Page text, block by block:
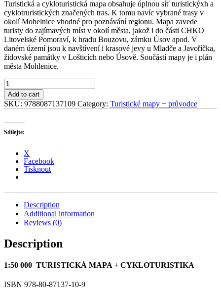
Turistická a cykloturistická mapa obsahuje úplnou síť turistickýxh a
cyklotruristických značených tras. K tomu navíc vybrané trasy v
okolí Mohelnice vhodné pro poznávání regionu. Mapa zavede
turisty do zajímavých míst v okolí města, jakož i do části CHKO
Litovelské Pomoraví, k hradu Bouzovu, zámku Úsov apod. V
daném území jsou k navštívení i krasové jevy u Mladče a Javoříčka,
židovské památky v Lošticích nebo Úsově. Součástí mapy je i plán
města Mohlenice.
MOHELNICKO
quantity
Add to cart
SKU: 9788087137109 Category: Turistické mapy + průvodce
Sdílejte:
X
Facebook
Tisknout
Description
Additional information
Reviews (0)
Description
1:50 000 TURISTICKÁ MAPA + CYKLOTURISTIKA
ISBN 978-80-87137-10-9